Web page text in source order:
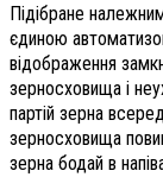
Підібране
єдиною
відображення
зерносховища і
партій зерна
зерносховища
зерна бодай в